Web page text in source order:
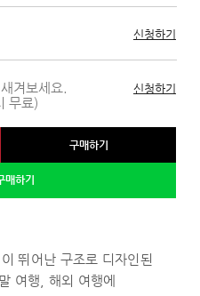
신청하기
겨보세요.
무료)
신청하기
구매하기
매하기
여행, 해외 여행에